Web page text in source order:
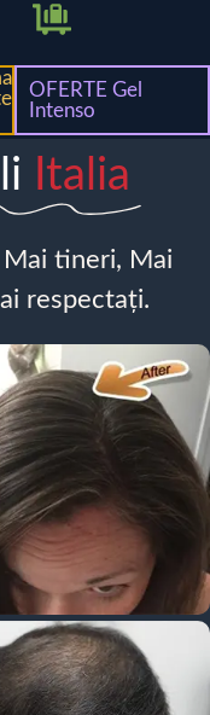
OFERTE Gel
Intenso
Italia
tineri, Mai
respectați.